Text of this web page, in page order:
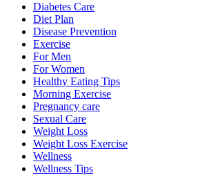
Diabetes Care
Diet Plan
Disease Prevention
Exercise
For Men
For Women
Healthy Eating Tips
Morning Exercise
Pregnancy care
Sexual Care
Weight Loss
Weight Loss Exercise
Wellness
Wellness Tips